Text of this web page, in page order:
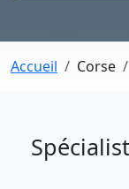
Accueil Corse